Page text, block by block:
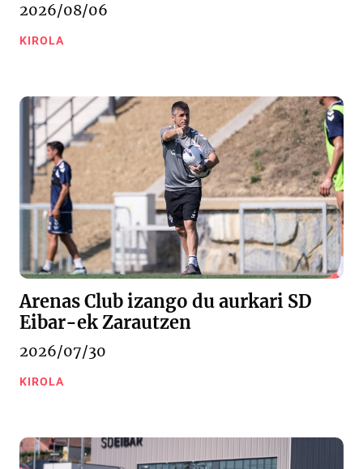
2026/08/06
KIROLA
Arenas Club izango du aurkari SD
Eibar-ek Zarautzen
2026/07/30
KIROLA